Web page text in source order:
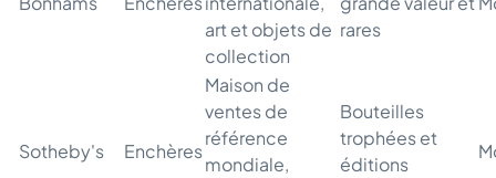
art et objets de
collection
rares
Sotheby's Enchères
Maison de
ventes de
référence
mondiale,
Bouteilles
trophées et
éditions